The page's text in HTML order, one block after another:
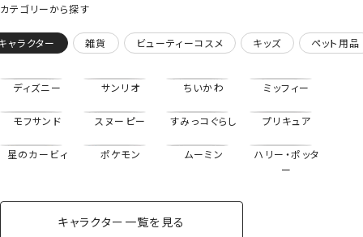
カテゴリーから探す
ャラクター 雑貨 ビューティーコスメ キッズ ペット用品
ディズニー サンリオ ちいかわ ミッフィー
モフサンド スヌーピー すみっコぐらし プリキュア
星のカービィ ポケモン ムーミン
ハリー・ポッタ
ー
キャラクター一覧を見る